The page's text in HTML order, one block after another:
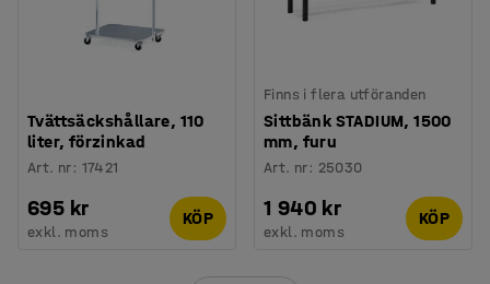
Tvättsäckshållare, 110
liter, förzinkad
Art. nr: 17421
695 kr
exkl. moms
KÖP
Finns i flera utföranden
Sittbänk STADIUM, 1500
mm, furu
Art. nr: 25030
1 940 kr
exkl. moms
KÖP